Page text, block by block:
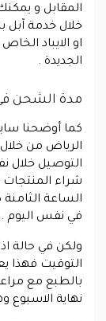
المقابل و
خلال خدمة آبل
او الايباد
الجديدة .
مدة الشحن
كما أوضحنا
الرياض من
التوصيل خلال
شراء
الساعة
في نفس اليوم .
ولكن في حالة
التوقيت فهذا
بالطبع مع
نهاية الاسبوع